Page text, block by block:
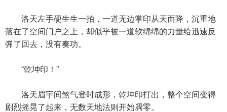
洛天左手硬生生一拍，一道无边掌印从天而降，沉重地
落在了空间门户之上，却似乎被一道软绵绵的力量给迅速反
弹了回去，没有奏功。
“乾坤印！”
洛天眉宇间煞气登时成形，乾坤印打出，整个空间变得
剧烈摇晃了起来，无数天地法则开始凋零。